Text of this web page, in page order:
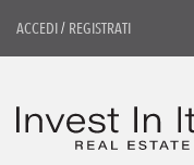
ACCEDI/ REGISTRATI